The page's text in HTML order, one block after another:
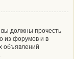
должны прочесть
из форумов и в
объявлений